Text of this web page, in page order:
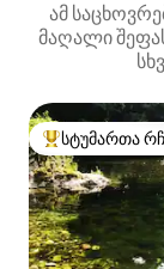
ამ
მაღალი
სტუმართა
სტუმართა